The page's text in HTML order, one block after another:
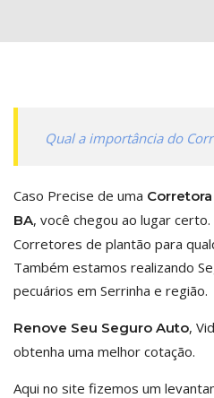
Qual a importância do
Caso Precise de uma
BA, você chegou ao lugar
Corretores de plantão para
Também estamos realizando
pecuários em Serrinha e região.
Renove Seu Seguro Auto,
obtenha uma melhor cotação.
Aqui no site fizemos um